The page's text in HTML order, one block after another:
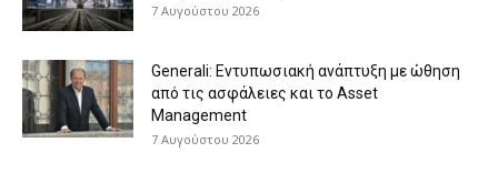
7 Αυγούστου 2026
Generali: Eντυπωσιακή ανάπτυξη με ώθηση
από τις ασφάλειες και το Asset
Management
7 Αυγούστου 2026